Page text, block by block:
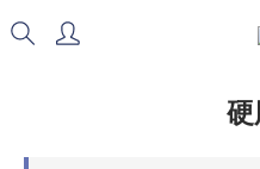
硬